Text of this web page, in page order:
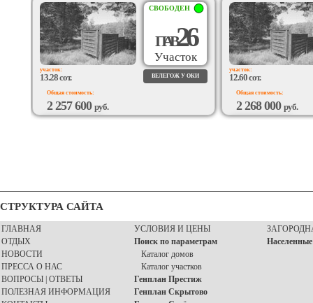
СВОБОДЕН
ПАВ26
Участок
участок:
13.28 сот. ВЕЛЕГОЖ У ОКИ
Общая стоимость:
2 257 600 руб.
ВОЗМОЖЕН
участок:
12.60 сот.
Общая стоимость:
2 268 000 руб.
ВОЗМОЖЕН
СТРУКТУРА САЙТА
ГЛАВНАЯ
ОТДЫХ
НОВОСТИ
ПРЕССА О НАС
ВОПРОСЫ | ОТВЕТЫ
ПОЛЕЗНАЯ ИНФОРМАЦИЯ
УСЛОВИЯ И ЦЕНЫ
Поиск по параметрам
Каталог домов
Каталог участков
Генплан Престиж
Генплан Скрытово